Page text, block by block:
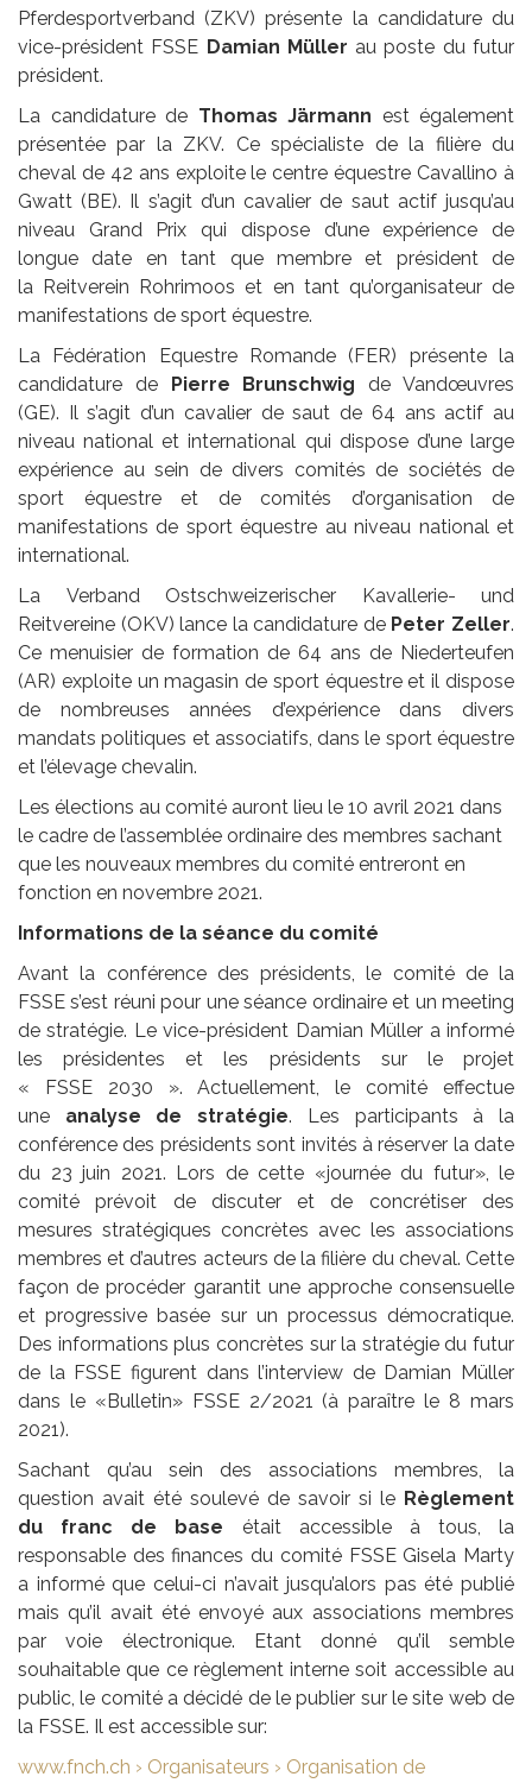
Pferdesportverband (ZKV) présente la candidature du
vice-président FSSE Damian Müller au poste du futur
président.
La candidature de Thomas Järmann est également
présentée par la ZKV. Ce spécialiste de la filière du
cheval de 42 ans exploite le centre équestre Cavallino à
Gwatt (BE). Il s’agit d’un cavalier de saut actif jusqu’au
niveau Grand Prix qui dispose d’une expérience de
longue date en tant que membre et président de
la Reitverein Rohrimoos et en tant qu’organisateur de
manifestations de sport équestre.
La Fédération Equestre Romande (FER) présente la
candidature de
Pierre Brunschwig de Vandœuvres
(GE). Il s’agit d’un cavalier de saut de 64 ans actif au
niveau national et international qui dispose d’une large
expérience au sein de divers comités de sociétés de
sport équestre et de comités d’organisation de
manifestations de sport équestre au niveau national et
international.
La Verband Ostschweizerischer Kavallerie- und
Reitvereine (OKV) lance la candidature de Peter Zeller.
Ce menuisier de formation de 64 ans de Niederteufen
(AR) exploite un magasin de sport équestre et il dispose
de nombreuses années d’expérience dans divers
mandats politiques et associatifs, dans le sport équestre
et l’élevage chevalin.
Les élections au comité auront lieu le 10 avril 2021 dans
le cadre de l’assemblée ordinaire des membres sachant
que les nouveaux membres du comité entreront en
fonction en novembre 2021.
Informations de la séance du comité
Avant la conférence des présidents, le comité de la
FSSE s’est réuni pour une séance ordinaire et un meeting
de stratégie. Le vice-président Damian Müller a informé
les présidentes et les présidents sur le projet
« FSSE 2030 ». Actuellement, le comité effectue
une analyse de stratégie. Les participants à la
conférence des présidents sont invités à réserver la date
du 23 juin 2021. Lors de cette «journée du futur», le
comité prévoit de discuter et de concrétiser des
mesures stratégiques concrètes avec les associations
membres et d’autres acteurs de la filière du cheval. Cette
façon de procéder garantit une approche consensuelle
et progressive basée sur un processus démocratique.
Des informations plus concrètes sur la stratégie du futur
de la FSSE figurent dans l’interview de Damian Müller
dans le «Bulletin» FSSE 2/2021 (à paraître le 8 mars
2021).
Sachant qu’au sein des associations membres, la
question avait été soulevé de savoir si le Règlement
du franc de base était accessible à tous, la
responsable des finances du comité FSSE Gisela Marty
a informé que celui-ci n’avait jusqu’alors pas été publié
mais qu’il avait été envoyé aux associations membres
par voie électronique. Etant donné qu’il semble
souhaitable que ce règlement interne soit accessible au
public, le comité a décidé de le publier sur le site web de
la FSSE. Il est accessible sur:
www.fnch.ch › Organisateurs › Organisation de